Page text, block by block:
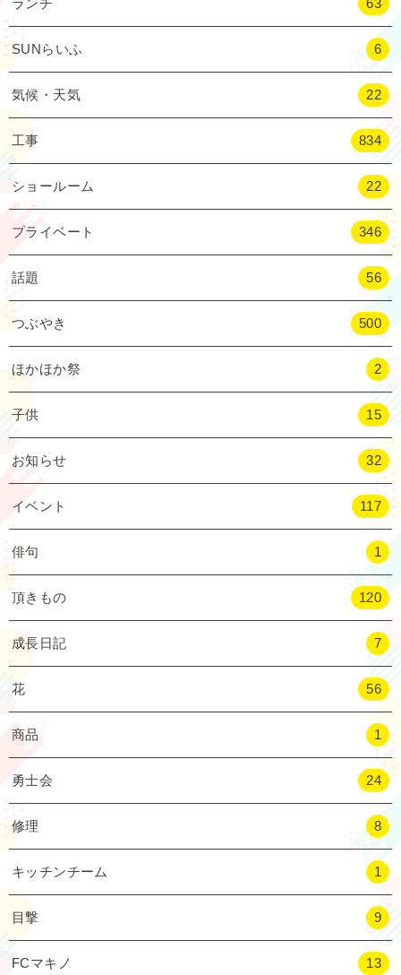
SUNらいふ 6
気候・天気 22
工事 834
ショールーム 22
プライベート 346
話題 56
つぶやき 500
ほかほか祭 2
子供 15
お知らせ 32
イベント 117
俳句 1
頂きもの 120
成長日記 7
花 56
商品 1
勇士会 24
修理 8
キッチンチーム 1
目撃 9
FCマキノ 13